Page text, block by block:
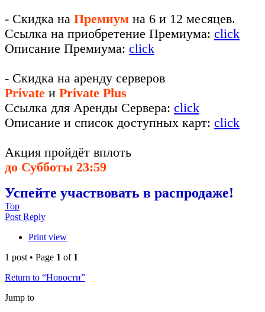
- Cкидка на Премиум на 6 и 12 месяцев.
Ссылка на приобретение Премиума: click
Описание Премиума: click
- Скидка на аренду серверов
Private и Private Plus
Ссылка для Аренды Сервера: click
Описание и список доступных карт: click
Акция пройдёт вплоть
до Субботы 23:59
Успейте участвовать в распродаже!
Top
Post Reply
Print view
1 post • Page 1 of 1
Return to “Новости”
Jump to